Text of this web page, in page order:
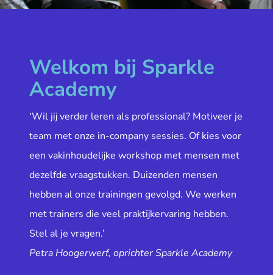
Welkom bij Sparkle
Academy
‘Wil jij verder leren als professional? Motiveer je
team met onze in-company sessies. Of kies voor
een vakinhoudelijke workshop met mensen met
dezelfde vraagstukken. Duizenden mensen
hebben al onze trainingen gevolgd. We werken
met trainers die veel praktijkervaring hebben.
Stel al je vragen.’
Petra Hoogerwerf, oprichter Sparkle Academy